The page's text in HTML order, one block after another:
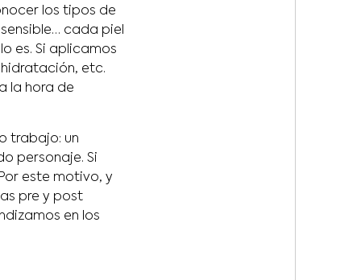
los tipos de
cada piel
es. Si aplicamos
etc.
la hora de
trabajo: un
personaje. Si
este motivo, y
pre y post
en los